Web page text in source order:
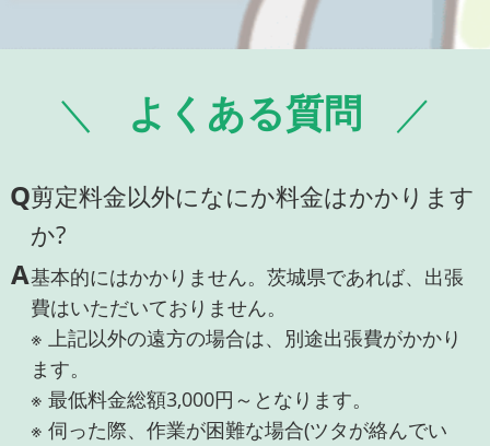
よくある質問
Q剪定料金以外になにか料金はかかります
か?
A基本的にはかかりません。茨城県であれば、出張
費はいただいておりません。
※ 上記以外の遠方の場合は、別途出張費がかかり
ます。
※ 最低料金総額3,000円～となります。
※ 伺った際、作業が困難な場合(ツタが絡んでい